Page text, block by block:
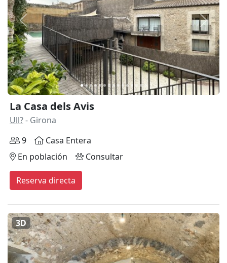
Anterior
La Casa dels Avis
Ull?- Girona
9
Casa Entera
En población
Consultar
Reserva directa
3D